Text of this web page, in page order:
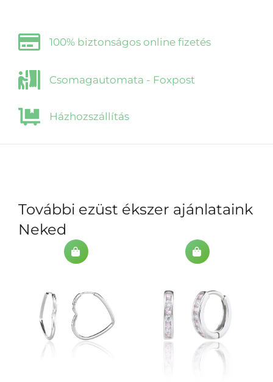
100% biztonságos online fizetés
Csomagautomata - Foxpost
Házhozszállítás
További ezüst ékszer ajánlataink
Neked